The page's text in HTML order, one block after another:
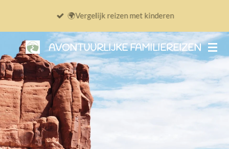
de
hoofdinhoud
AVONTUURLIJKE FAMILIEREIZEN
🌍Vergelijk reizen met kinderen